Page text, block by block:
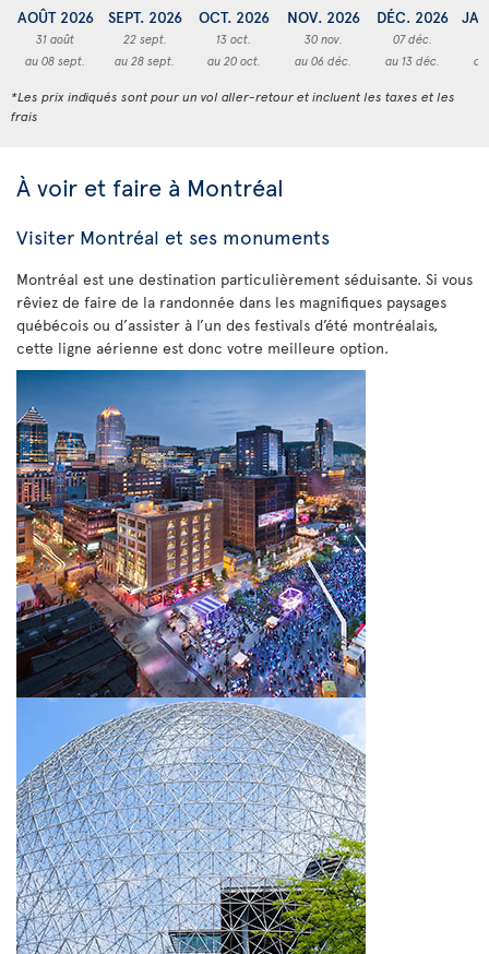
AOÛT 2026
31 août
au 08 sept.
SEPT. 2026
22 sept.
au 28 sept.
OCT. 2026
13 oct.
au 20 oct.
NOV. 2026
30 nov.
au 06 déc.
DÉC. 2026
07 déc.
au 13 déc.
*Les prix indiqués sont pour un vol aller-retour et incluent les taxes et les
frais
À voir et faire à Montréal
Visiter Montréal et ses monuments
Montréal est une destination particulièrement séduisante. Si vous
rêviez de faire de la randonnée dans les magnifiques paysages
québécois ou d’assister à l’un des festivals d’été montréalais,
cette ligne aérienne est donc votre meilleure option.